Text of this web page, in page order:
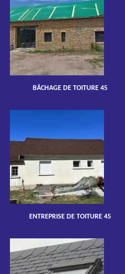
BÂCHAGE DE TOITURE 45
ENTREPRISE DE TOITURE 45